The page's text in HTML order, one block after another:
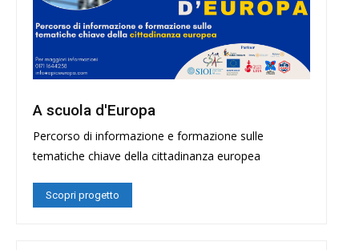
A scuola d'Europa
Percorso di informazione e formazione sulle
tematiche chiave della cittadinanza europea
Scopri progetto